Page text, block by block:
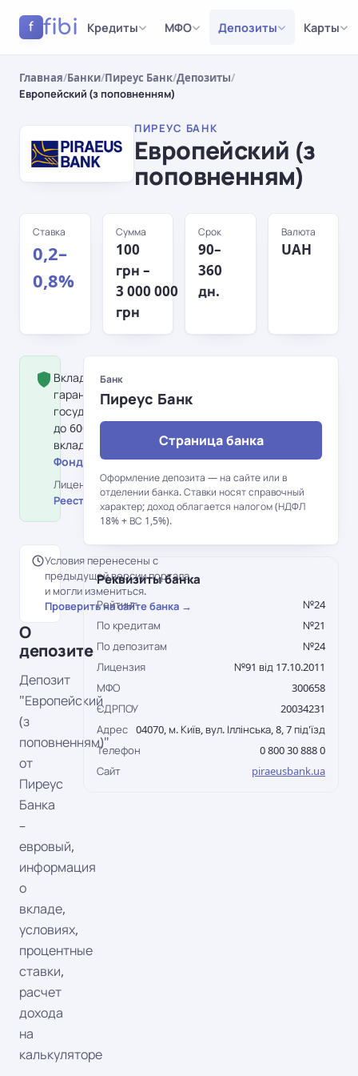
f fibi Кредиты МФО Депозиты Карты
Главная/Банки/Пиреус Банк/Депозиты/
Европейский (з поповненням)
ПИРЕУС БАНК
Европейский (з
поповненням)
Ставка
0,2–
0,8%
Сумма
100
грн –
3 000 000
грн
Срок
90–
360
дн.
Валюта
UAH
Вклад застрахован Фондом
гарантирования вкладов физлиц:
государство гарантирует возврат
до 600 000 грн на одного
вкладчика в банке.
Фонд гарантирования вкладов →
Лицензия НБУ №91 від 17.10.2011 ·
Реестр НБУ →
Условия перенесены с
предыдущей версии портала
и могли измениться.
Проверить на сайте банка →
О
депозите
Депозит
"Европейский
(з
поповненням)"
от
Пиреус
Банка
–
евровый,
информация
о
вкладе,
условиях,
процентные
ставки,
расчет
дохода
на
калькуляторе
Банк
Пиреус Банк
Страница банка
Оформление депозита — на сайте или в
отделении банка. Ставки носят справочный
характер; доход облагается налогом (НДФЛ
18% + ВС 1,5%).
Реквизиты банка
Рейтинг
№24
По кредитам
№21
По депозитам
№24
Лицензия
№91 від 17.10.2011
МФО
300658
ЄДРПОУ
20034231
Адрес 04070, м. Київ, вул. Іллінська, 8, 7 під'їзд
Телефон
0 800 30 888 0
Сайт
piraeusbank.ua